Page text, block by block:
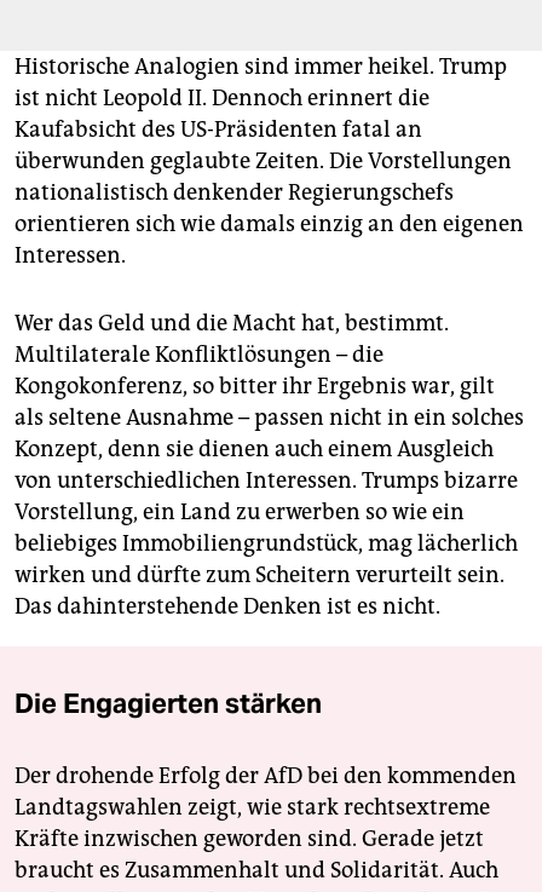
Historische Analogien sind immer heikel. Trump
ist nicht Leopold II. Dennoch erinnert die
Kaufabsicht des US-Präsidenten fatal an
überwunden geglaubte Zeiten. Die Vorstellungen
na­tio­nalistisch denkender Regierungschefs
orientieren sich wie damals einzig an den eigenen
Interessen.
Wer das Geld und die Macht hat, bestimmt.
Multilaterale Konfliktlösungen – die
Kongokonferenz, so bitter ihr Ergebnis war, gilt
als seltene Ausnahme – passen nicht in ein solches
Konzept, denn sie dienen auch einem Ausgleich
von unterschiedlichen Interessen. Trumps bizarre
Vorstellung, ein Land zu erwerben so wie ein
beliebiges Immobiliengrundstück, mag lächerlich
wirken und dürfte zum Scheitern verurteilt sein.
Das dahinterstehende Denken ist es nicht.
Die Engagierten stärken
Der drohende Erfolg der AfD bei den kommenden
Landtagswahlen zeigt, wie stark rechtsextreme
Kräfte inzwischen geworden sind. Gerade jetzt
braucht es Zusammenhalt und Solidarität. Auch